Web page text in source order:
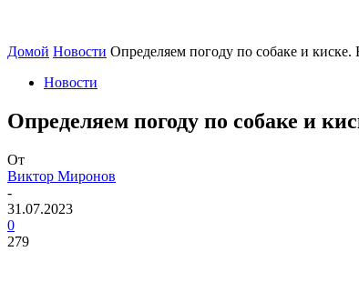
Домой Новости Определяем погоду по собаке и
Новости
Определяем погоду по собаке и
От
Виктор Миронов
-
31.07.2023
0
279